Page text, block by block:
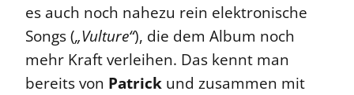
es auch noch nahezu rein elektronische
Songs („Vulture“), die dem Album noch
mehr Kraft verleihen. Das kennt man
bereits von Patrick und zusammen mit